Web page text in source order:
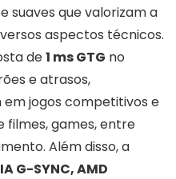
suaves que valorizam a
aspectos técnicos.
de1 ms GTG no
e atrasos,
jogos competitivos e
filmes, games, entre
Além disso, a
G-SYNC, AMD